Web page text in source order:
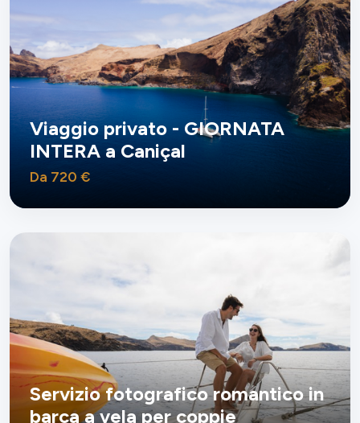
Viaggio privato - GIORNATA
INTERA a Caniçal
Da 720 €
Servizio fotografico romantico in
barca a vela per coppie